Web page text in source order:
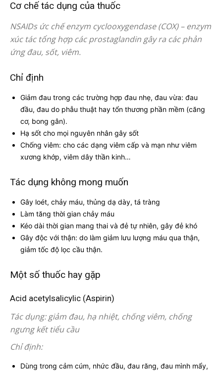
Cơ chế tác dụng của thuốc
NSAIDs ức chế enzym cyclooxygendase (COX) – enzym
xúc tác tổng hợp các prostaglandin gây ra các phản
ứng đau, sốt, viêm.
Chỉ định
Giảm đau trong các trường hợp đau nhẹ, đau vừa: đau
đầu, đau do phẫu thuật hay tổn thương phần mềm (căng
cơ, bong gân).
Hạ sốt cho mọi nguyên nhân gây sốt
Chống viêm: cho các dạng viêm cấp và mạn như viêm
xương khớp, viêm dây thần kinh…
Tác dụng không mong muốn
Gây loét, chảy máu, thủng dạ dày, tá tràng
Làm tăng thời gian chảy máu
Kéo dài thời gian mang thai và đẻ tự nhiên, gây đẻ khó
Gây độc với thận: do làm giảm lưu lượng máu qua thận,
giảm tốc độ lọc cầu thận.
Một số thuốc hay gặp
Acid acetylsalicylic (Aspirin)
Tác dụng: giảm đau, hạ nhiệt, chống viêm, chống
ngưng kết tiểu cầu
Chỉ định:
Dùng trong cảm cúm, nhức đầu, đau răng, đau mình mẩy,